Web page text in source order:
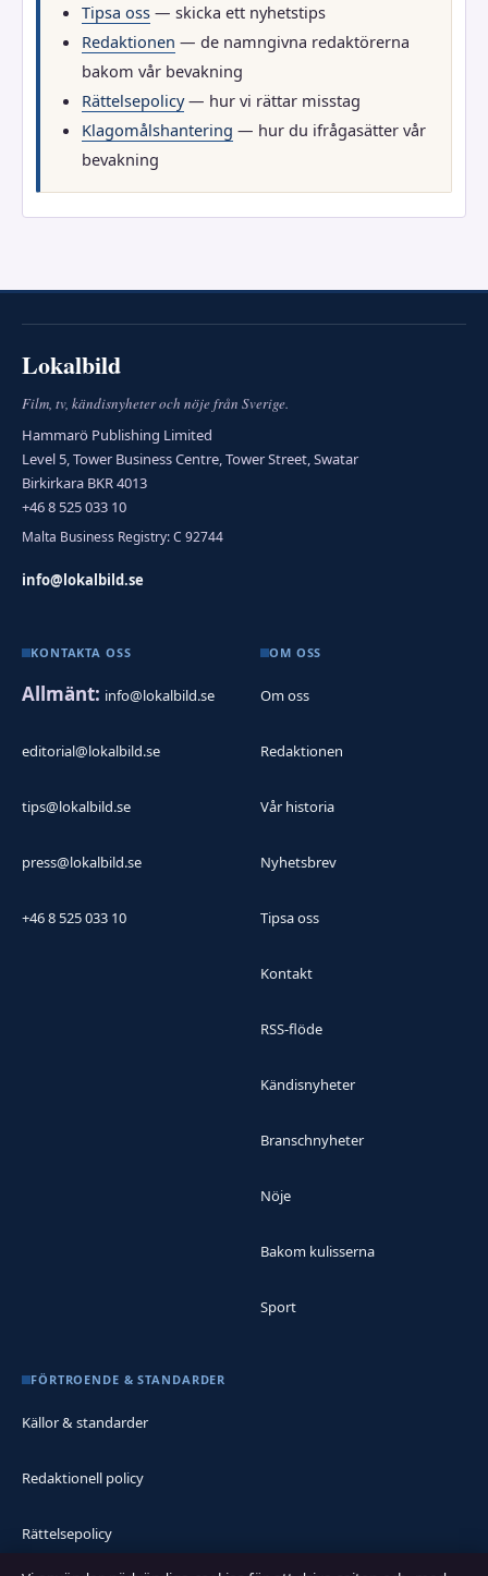
Tipsa oss — skicka ett nyhetstips
Redaktionen — de namngivna redaktörerna
bakom vår bevakning
Rättelsepolicy— hur vi rättar misstag
Klagomålshantering — hur du ifrågasätter vår
bevakning
Lokalbild
Film, tv, kändisnyheter och nöje från Sverige.
Hammarö Publishing Limited
Level 5, Tower Business Centre, Tower Street, Swatar
Birkirkara BKR 4013
+46 8 525 033 10
Malta Business Registry: C 92744
info@lokalbild.se
KONTAKTA OSS
Allmänt: info@lokalbild.se
editorial@lokalbild.se
tips@lokalbild.se
press@lokalbild.se
+46 8 525 033 10
OM OSS
Om oss
Redaktionen
Vår historia
Nyhetsbrev
Tipsa oss
Kontakt
RSS-flöde
Kändisnyheter
Branschnyheter
Nöje
Bakom kulisserna
Sport
FÖRTROENDE & STANDARDER
Källor & standarder
Redaktionell policy
Rättelsepolicy